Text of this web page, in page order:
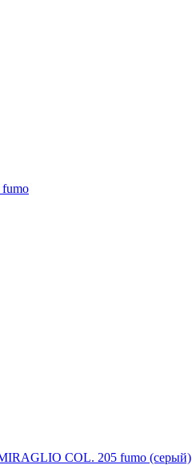
COL. 205 fumo (серый)